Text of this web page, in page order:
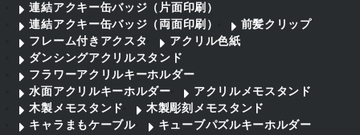
連結アクキー缶バッジ（片面印刷）
連結アクキー缶バッジ（両面印刷）
前髪クリップ
フレーム付きアクスタ
アクリル色紙
ダンシングアクリルスタンド
フラワーアクリルキーホルダー
水面アクリルキーホルダー
アクリルメモスタンド
木製メモスタンド
木製彫刻メモスタンド
キャラまもケーブル
キューブパズルキーホルダー